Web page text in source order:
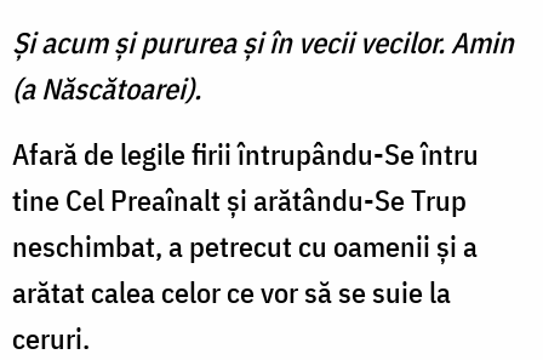
Şi acum şi pururea şi în vecii vecilor. Amin
(a Născătoarei).
Afară de legile firii întrupându-Se întru
tine Cel Preaînalt şi arătându-Se Trup
neschimbat, a petrecut cu oamenii şi a
arătat calea celor ce vor să se suie la
ceruri.